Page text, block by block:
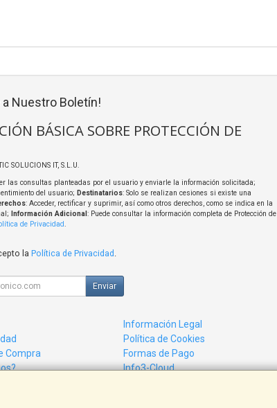
a Nuestro Boletín!
BÁSICA SOBRE PROTECCIÓN DE
SOLUCIONS IT, S.L.U.
las consultas planteadas por el usuario y enviarle la información solicitada;
del usuario; Destinatarios: Solo se realizan cesiones si existe una
: Acceder, rectificar y suprimir, así como otros derechos, como se indica en la
Información Adicional : Puede consultar la información completa de Protección de
de Privacidad.
la Política de Privacidad .
Enviar
Información Legal
Política de Cookies
Compra
Formas de Pago
Info3-Cloud